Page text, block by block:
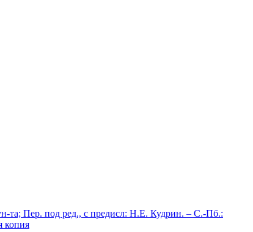
та; Пер. под ред., с предисл: Н.Е. Кудрин. – С.-Пб.:
копия